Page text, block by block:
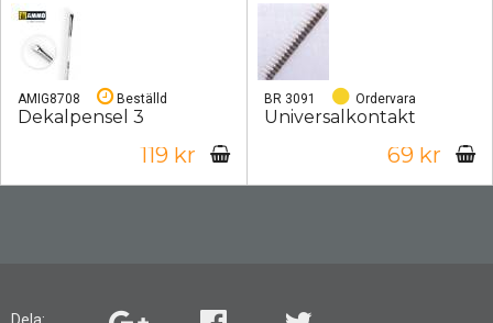
AMIG8708 Beställd
Dekalpensel 3
119 kr
BR 3091 Ordervara
Universalkontakt
69 kr
Dela: